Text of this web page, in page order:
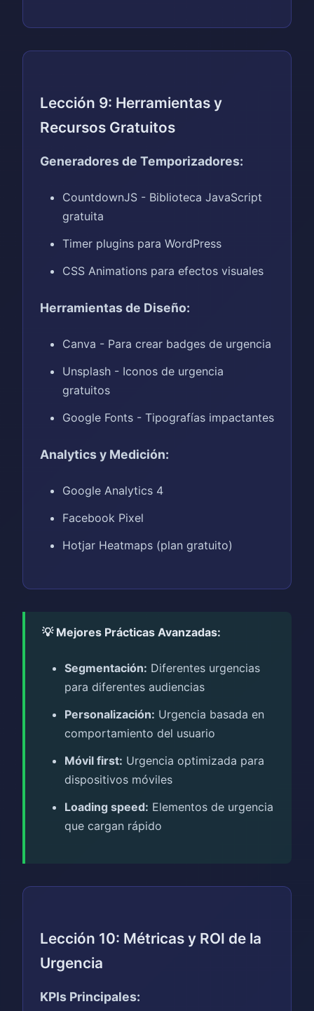
Lección 9: Herramientas y
Recursos Gratuitos
Generadores de Temporizadores:
CountdownJS - Biblioteca JavaScript
gratuita
Timer plugins para WordPress
CSS Animations para efectos visuales
Herramientas de Diseño:
Canva - Para crear badges de urgencia
Unsplash - Iconos de urgencia
gratuitos
Google Fonts - Tipografías impactantes
Analytics y Medición:
Google Analytics 4
Facebook Pixel
Hotjar Heatmaps (plan gratuito)
💡 Mejores Prácticas Avanzadas:
Segmentación: Diferentes urgencias
para diferentes audiencias
Personalización: Urgencia basada en
comportamiento del usuario
Móvil first: Urgencia optimizada para
dispositivos móviles
Loading speed: Elementos de urgencia
que cargan rápido
Lección 10: Métricas y ROI de la
Urgencia
KPIs Principales: